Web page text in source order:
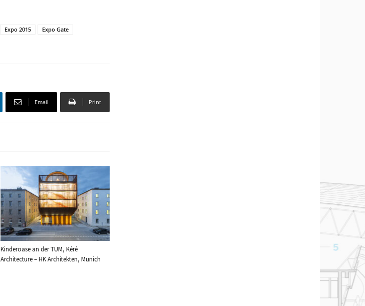
Expo 2015
Expo Gate
Email Print
Kinderoase an der TUM, Kéré
Architecture – HK Architekten, Munich